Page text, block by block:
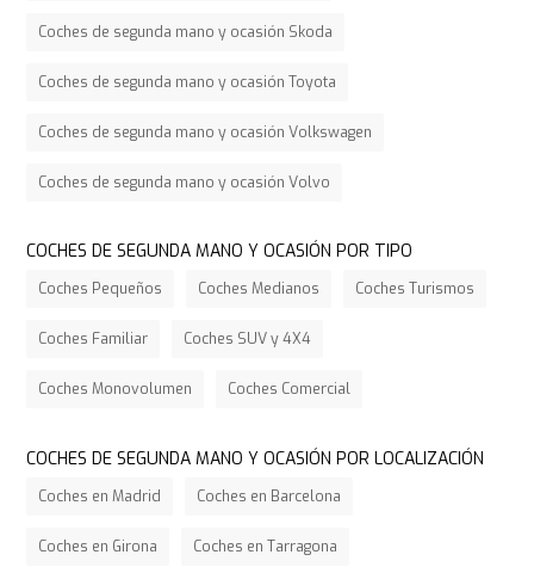
Coches de segunda mano y ocasión Skoda
Coches de segunda mano y ocasión Toyota
Coches de segunda mano y ocasión Volkswagen
Coches de segunda mano y ocasión Volvo
COCHES DE SEGUNDA MANO Y OCASIÓN POR TIPO
Coches Pequeños Coches Medianos Coches Turismos
Coches Familiar Coches SUV y 4X4
Coches Monovolumen Coches Comercial
COCHES DE SEGUNDA MANO Y OCASIÓN POR LOCALIZACIÓN
Coches en Madrid Coches en Barcelona
Coches en Girona Coches en Tarragona